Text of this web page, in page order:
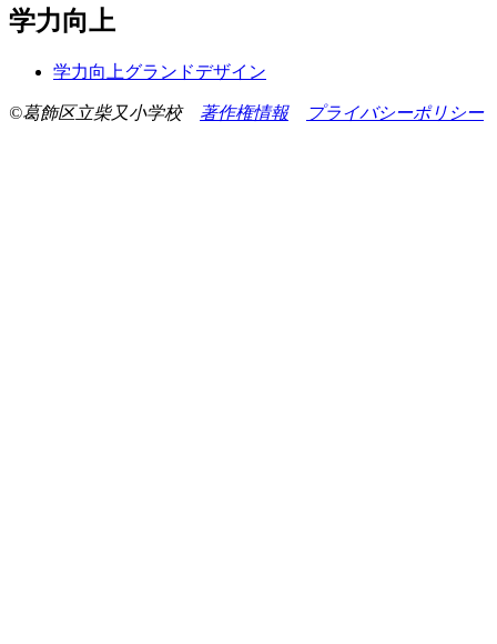
学力向上
学力向上グランドデザイン
©葛飾区立柴又小学校 著作権情報 プライバシーポリシー